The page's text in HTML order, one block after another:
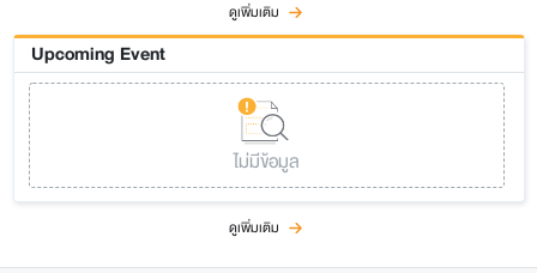
ดูเพิ่มเติม
Upcoming Event
ไม่มีข้อมูล
ดูเพิ่มเติม